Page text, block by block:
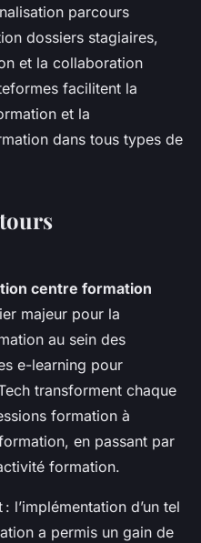
parcours
dossiers stagiaires,
et la collaboration
facilitent la
et la
dans tous types de
centre formation
majeur pour la
au sein des
e-learning pour
transforment chaque
formation à
en passant par
formation.
l’implémentation d’un tel
a permis un gain de